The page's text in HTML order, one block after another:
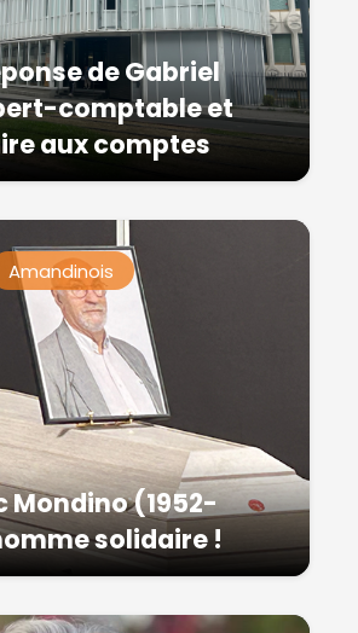
de Gabriel
comptable et
aux comptes
Amandinois
Mondino (1952-
solidaire !